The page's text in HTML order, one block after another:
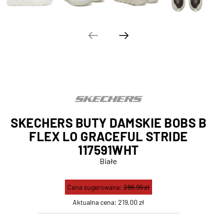
SKECHERS BUTY DAMSKIE BOBS B
FLEX LO GRACEFUL STRIDE
117591WHT
Białe
Aktualna cena: 219,00 zł
Cena sugerowana: 288,99 zł